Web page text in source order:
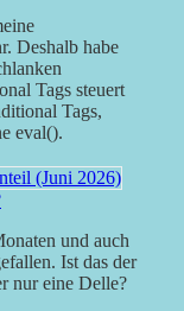
Deshalb habe
Tags steuert
Tags,
eval().
und auch
Ist das der
nur eine Delle?